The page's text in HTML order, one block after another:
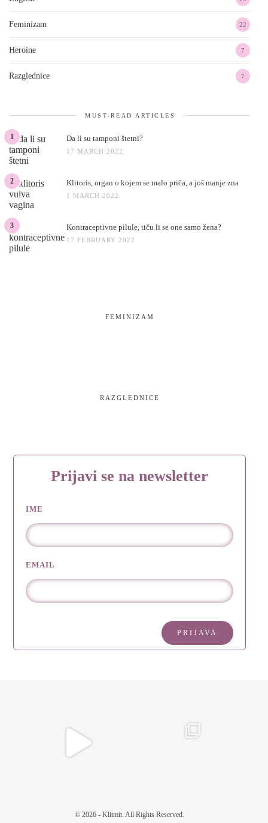
Feminizam 22
Heroine 7
Razglednice 7
MUST-READ ARTICLES
1 Da li su tamponi štetni?
17 MARCH 2022
2 Klitoris, organ o kojem se malo priča, a još manje zna
1 MARCH 2022
3 Kontraceptivne pilule, tiču li se one samo žena?
17 FEBRUARY 2022
FEMINIZAM
RAZGLEDNICE
Prijavi se na newsletter
IME
EMAIL
© 2026 - Klitmit. All Rights Reserved.